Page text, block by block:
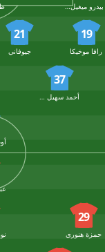
بيدرو ميغيل كوريا
19
رافا موخيكا
21
جيوفاني
37
29
حمزة هنوري